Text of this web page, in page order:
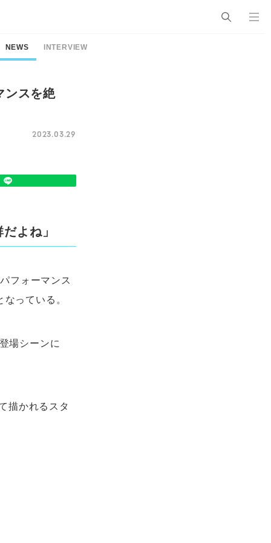
NEWS INTERVIEW
ンスを絶
2023.03.29
よね」
フォーマンス
っている。
場シーンに
描かれるスタ